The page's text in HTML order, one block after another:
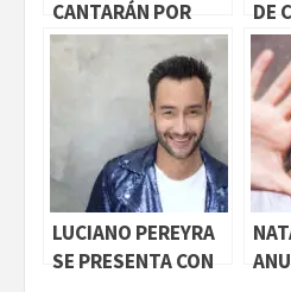
CANTARÁN POR
PRIMERA VEZ EN
URUGUAY
DE
LUCIANO PEREYRA
SE PRESENTA CON